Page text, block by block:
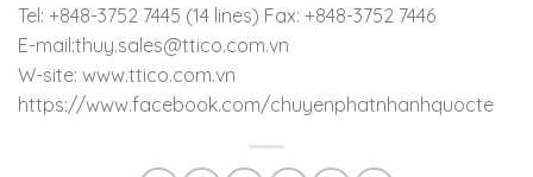
Tel: +848-3752 7445 (14 lines) Fax: +848-3752 7446
E-mail:thuy.sales@ttico.com.vn
W-site: www.ttico.com.vn
https://www.facebook.com/chuyenphatnhanhquocte